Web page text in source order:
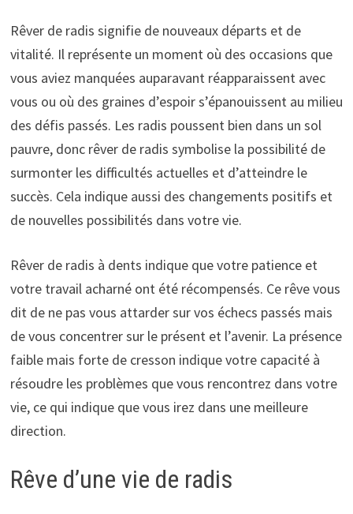
Rêver de radis signifie de nouveaux départs et de
vitalité. Il représente un moment où des occasions que
vous aviez manquées auparavant réapparaissent avec
vous ou où des graines d’espoir s’épanouissent au milieu
des défis passés. Les radis poussent bien dans un sol
pauvre, donc rêver de radis symbolise la possibilité de
surmonter les difficultés actuelles et d’atteindre le
succès. Cela indique aussi des changements positifs et
de nouvelles possibilités dans votre vie.
Rêver de radis à dents indique que votre patience et
votre travail acharné ont été récompensés. Ce rêve vous
dit de ne pas vous attarder sur vos échecs passés mais
de vous concentrer sur le présent et l’avenir. La présence
faible mais forte de cresson indique votre capacité à
résoudre les problèmes que vous rencontrez dans votre
vie, ce qui indique que vous irez dans une meilleure
direction.
Rêve d’une vie de radis